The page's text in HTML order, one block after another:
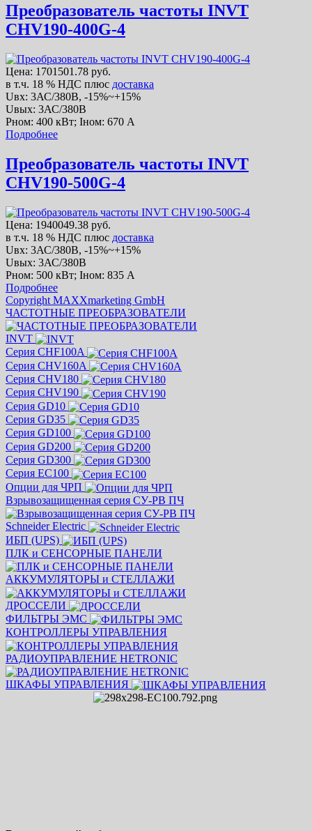
Преобразователь частоты INVT
CHV190-400G-4
Цена: 1701501.78 руб.
в т.ч. 18 % НДС плюс доставка
Uвх: 3АС/380В, -15%~+15%
Uвых: 3АС/380В
Рном: 400 кВт; Iном: 670 А
Подробнее
Преобразователь частоты INVT
CHV190-500G-4
Цена: 1940049.38 руб.
в т.ч. 18 % НДС плюс доставка
Uвх: 3АС/380В, -15%~+15%
Uвых: 3АС/380В
Рном: 500 кВт; Iном: 835 А
Подробнее
Copyright MAXXmarketing GmbH
ЧАСТОТНЫЕ ПРЕОБРАЗОВАТЕЛИ
INVT
Серия CHF100A
Серия CHV160A
Серия CHV180
Серия CHV190
Серия GD10
Серия GD35
Серия GD100
Серия GD200
Серия GD300
Серия EC100
Опции для ЧРП
Взрывозащищенная серия СУ-РВ ПЧ
Schneider Electric
ИБП (UPS)
ПЛК и СЕНСОРНЫЕ ПАНЕЛИ
АККУМУЛЯТОРЫ и СТЕЛЛАЖИ
ДРОССЕЛИ
ФИЛЬТРЫ ЭМС
КОНТРОЛЛЕРЫ УПРАВЛЕНИЯ
РАДИОУПРАВЛЕНИЕ HETRONIC
ШКАФЫ УПРАВЛЕНИЯ